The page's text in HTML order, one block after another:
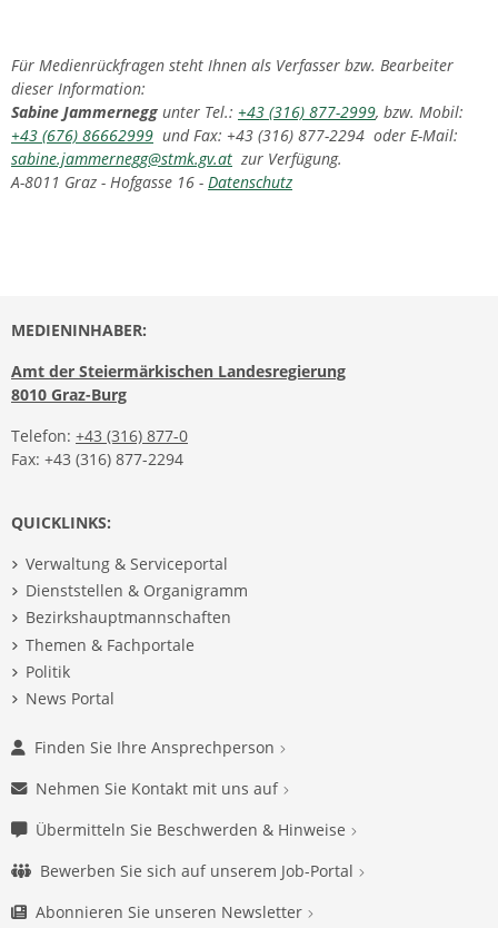
Für Medienrückfragen steht Ihnen als Verfasser bzw. Bearbeiter
dieser Information:
Sabine Jammernegg unter Tel.: +43 (316) 877-2999, bzw. Mobil:
+43 (676) 86662999 und Fax: +43 (316) 877-2294 oder E-Mail:
sabine.jammernegg@stmk.gv.at zur Verfügung.
A-8011 Graz - Hofgasse 16 - Datenschutz
MEDIENINHABER:
Amt der Steiermärkischen Landesregierung
8010 Graz-Burg
Telefon: +43 (316) 877-0
Fax: +43 (316) 877-2294
QUICKLINKS:
Verwaltung & Serviceportal
Dienststellen & Organigramm
Bezirkshauptmannschaften
Themen & Fachportale
Politik
News Portal
Finden Sie Ihre Ansprechperson
Nehmen Sie Kontakt mit uns auf
Übermitteln Sie Beschwerden & Hinweise
Bewerben Sie sich auf unserem Job-Portal
Abonnieren Sie unseren Newsletter